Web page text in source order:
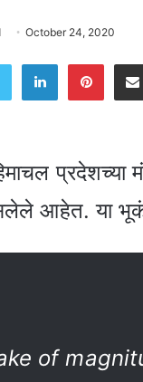
October 24, 2020
TwitterLinkedIn
प्रदेशच्या
आहेत. या
of